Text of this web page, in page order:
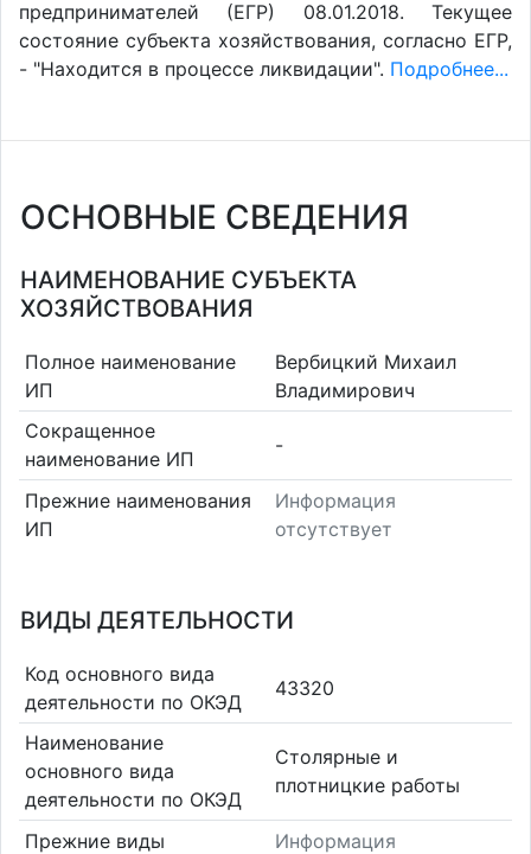
предпринимателей (ЕГР) 08.01.2018. Текущее
состояние субъекта хозяйствования, согласно ЕГР,
- "Находится в процессе ликвидации". Подробнее...
ОСНОВНЫЕ СВЕДЕНИЯ
НАИМЕНОВАНИЕ СУБЪЕКТА
ХОЗЯЙСТВОВАНИЯ
Полное наименование
ИП
Вербицкий Михаил
Владимирович
Сокращенное
наименование ИП
-
Прежние наименования
ИП
Информация
отсутствует
ВИДЫ ДЕЯТЕЛЬНОСТИ
Код основного вида
деятельности по ОКЭД
43320
Наименование
основного вида
деятельности по ОКЭД
Столярные и
плотницкие работы
Прежние виды
Информация